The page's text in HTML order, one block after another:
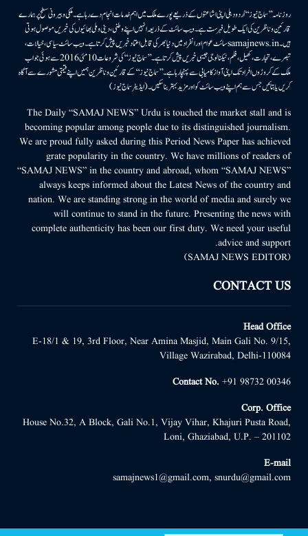
روزنامہ ’’سماج نیوز‘‘ اُردو دہلی اپنی اشاعتوں کے ذریعے پورے ملک میں اہم خدمات انجام دے رہا ہے۔ ملکی وبیرونی سطح پر ہمارے
قارئین وناظرین کی ایک طویل فہرست ہے۔ ویب سائٹ کے ذریعہ انہیں اپنے وطنی، دینی وملی بھائیوں کی خبریں موصول ہوتی
ہیں۔samajnews.inسائٹ عوام اور انفراد میں دنیا بھر کی قابل اعتماد خبریں پیش کرتا ہے۔ ویب سائٹ سیاسی، خیالات،
تبصرے، تجارت، کھیل، فلم، ٹیکنالوجی جیسی خبریں پیش کرتا ہے۔ ’’سماج نیوز‘‘ کی شروعات 10مئی 2016 سے ہوئی جو اب
ملک کے کروڑوں افراد تک اپنی آواز کامیابی سے پہنچا رہا ہے۔ ’’سماج نیوز‘‘ کے قارئین وناظرین ہمیں اپنے قیمتی مشورے سے آگاہ
کریں یا بتائیں جس سے ہم اپنے ویب سائٹ کو اور مزید بہتر بناسکیں۔ (ایڈیٹر سماج نیوز)
The Daily “SAMAJ NEWS” Urdu is touched the market stall and is
becoming popular among people due to its distinguished journalism.
We are proud fully asked during this Period News Paper has achieved
grate popularity in the country. We have millions of readers of
“SAMAJ NEWS” in the country and abroad, whom “SAMAJ NEWS”
always keeps informed about the Latest News of the country and
nation. We are standing strong in the world of media and surely we
will continue to stand in the future. Presenting the news with
complete authenticity has been our first duty. We need your useful
advice and support.
(SAMAJ NEWS EDITOR)
CONTACT US
Head Office
E-18/1 & 19, 3rd Floor, Near Amina Masjid, Main Gali No. 9/15,
Village Wazirabad, Delhi-110084
Contact No. +91 98732 00346
Corp. Office
House No.32, A Block, Gali No.1, Vijay Vihar, Khajuri Pusta Road,
Loni, Ghaziabad, U.P. – 201102
E-mail
samajnews1@gmail.com, snurdu@gmail.com